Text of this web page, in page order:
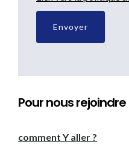
Pour nous rejoindre
comment Y aller ?